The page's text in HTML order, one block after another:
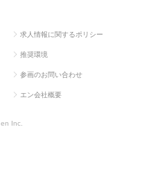
求人情報に関するポリシー
推奨環境
参画のお問い合わせ
エン会社概要
en Inc.